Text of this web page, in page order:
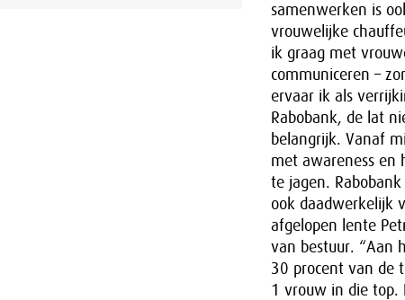
samenwerken is
vrouwelijke
ik graag met
communiceren –
ervaar ik als
Rabobank, de lat
belangrijk. Vanaf
met awareness en
te jagen.
ook daadwerkelijk
afgelopen lente
van bestuur. “Aan
30 procent van de
1 vrouw in die top.